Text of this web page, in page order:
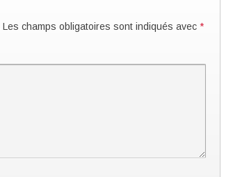
Les champs obligatoires sont indiqués avec *